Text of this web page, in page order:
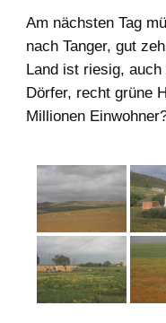
Am nächsten Tag
nach Tanger, gut
Land ist riesig,
Dörfer, recht grüne
Millionen